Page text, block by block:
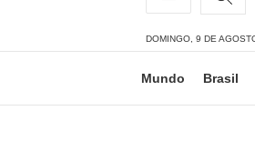
DOMINGO, 9 DE
Mundo Brasil